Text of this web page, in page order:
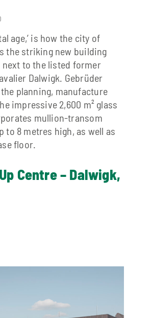
age,’ is how the city of
the striking new building
to the listed former
Dalwigk. Gebrüder
planning, manufacture
impressive 2,600 m² glass
mullion-transom
to 8 metres high, as well as
floor.
Centre – Dalwigk,